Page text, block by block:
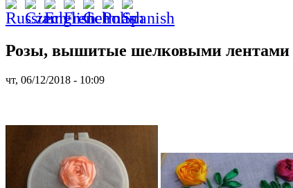
Розы, вышитые шелковыми лентами
чт, 06/12/2018 - 10:09